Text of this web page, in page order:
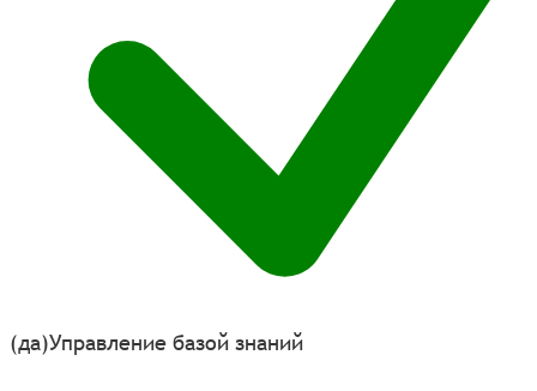
(да)Управление базой знаний